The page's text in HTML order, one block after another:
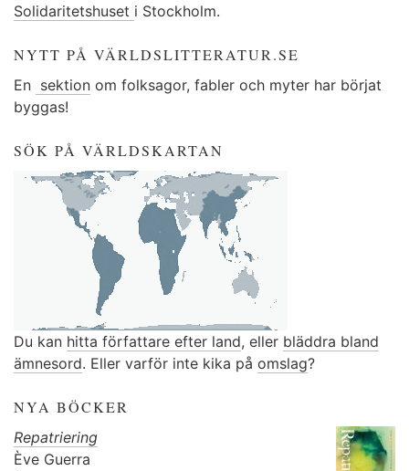
Solidaritetshuset i Stockholm.
NYTT PÅ VÄRLDSLITTERATUR.SE
En sektion om folksagor, fabler och myter har börjat
byggas!
SÖK PÅ VÄRLDSKARTAN
Du kan hitta författare efter land, eller bläddra bland
ämnesord. Eller varför inte kika på omslag?
NYA BÖCKER
Repatriering
Ève Guerra